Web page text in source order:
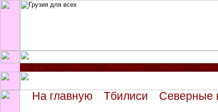
Новости Фотографии О Грузии Виза
На главную Тбилиси Северные